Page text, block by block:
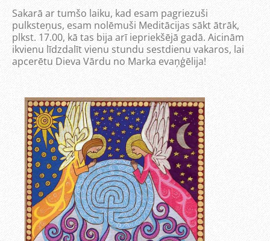
Sakarā ar tumšo laiku, kad esam pagriezuši
pulksteņus, esam nolēmuši Meditācijas sākt ātrāk,
plkst. 17.00, kā tas bija arī iepriekšējā gadā. Aicinām
ikvienu līdzdalīt vienu stundu sestdienu vakaros, lai
apcerētu Dieva Vārdu no Marka evaņģēlija!